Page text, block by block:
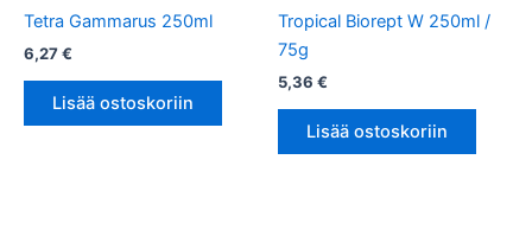
Tetra Gammarus 250ml
6,27€
Lisää ostoskoriin
Tropical Biorept W 250ml /
75g
5,36 €
Lisää ostoskoriin